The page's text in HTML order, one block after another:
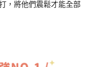
，將他們震鬆才能全部